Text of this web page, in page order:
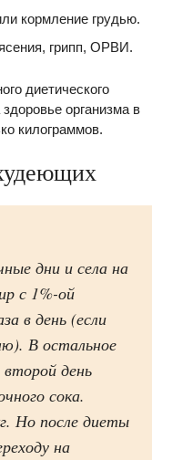
кормление грудью.
грипп, ОРВИ.
диетического
организма в
килограммов.
дни и села на
с 1%-ой
в день (если
В остальное
день
сока.
Но после диеты
на